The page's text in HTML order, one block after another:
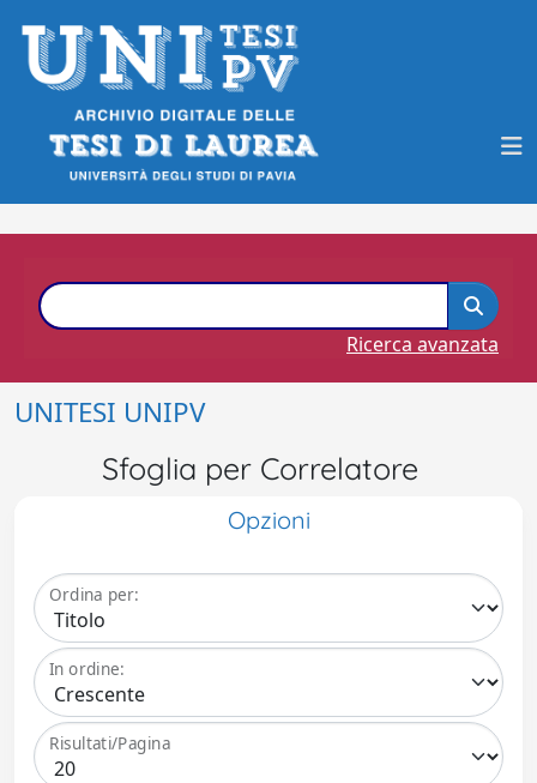
Ricerca avanzata
UNITESI UNIPV
Sfoglia per Correlatore
Opzioni
Ordina per:
In ordine:
Risultati/Pagina